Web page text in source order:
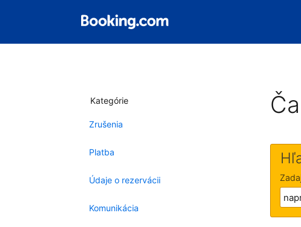
Kategórie
Zrušenia
Platba
Údaje o rezervácii
Komunikácia